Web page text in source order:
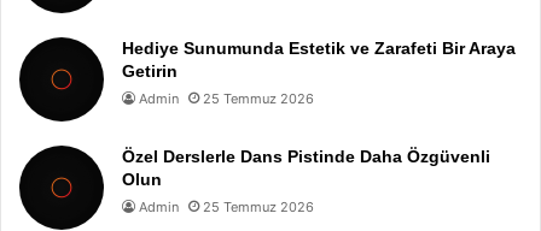
Hediye Sunumunda Estetik ve Zarafeti Bir Araya
Getirin
Admin 25 Temmuz 2026
Özel Derslerle Dans Pistinde Daha Özgüvenli
Olun
Admin 25 Temmuz 2026